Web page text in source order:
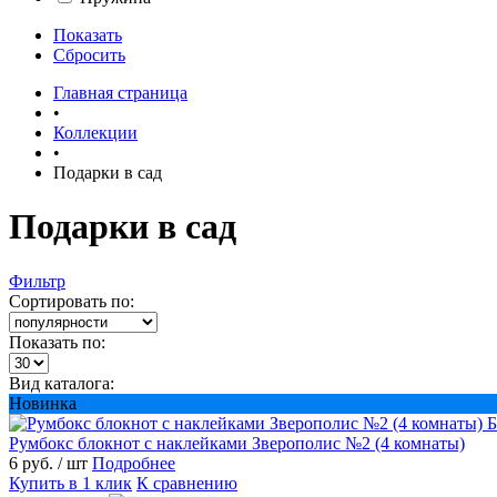
Показать
Сбросить
Главная страница
•
Коллекции
•
Подарки в сад
Подарки в сад
Фильтр
Сортировать по:
Показать по:
Вид каталога:
Новинка
Румбокс блокнот с наклейками Зверополис №2 (4 комнаты)
6 руб. / шт Подробнее
Купить в 1 клик К сравнению